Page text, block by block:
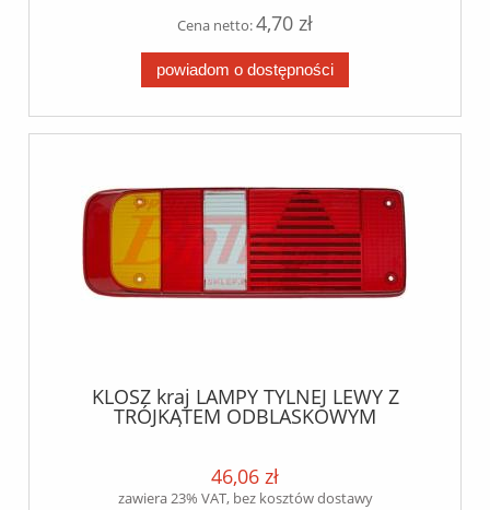
Cena netto:4,70 zł
powiadom o dostępności
KLOSZ kraj LAMPY TYLNEJ LEWY Z
TRÓJKĄTEM ODBLASKOWYM
46,06 zł
zawiera 23% VAT, bez kosztów dostawy